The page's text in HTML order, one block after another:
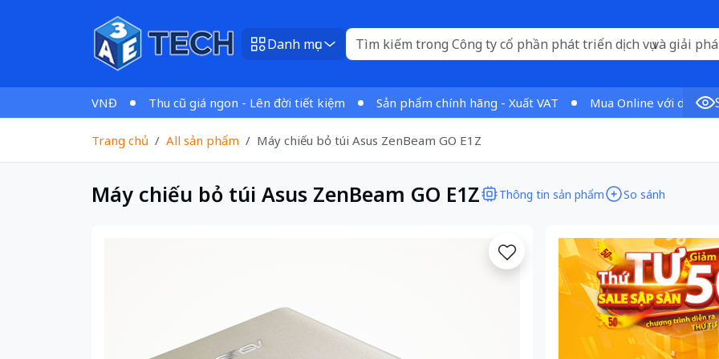
Danh mục
đơn 1tr VNĐ Thu cũ giá ngon - Lên đời tiết kiệm Sản phẩm chính hãng - Xuất VAT Mua Online với dịch vụ
Trang chủ All sản phẩm Máy chiếu bỏ túi Asus ZenBeam GO E1Z
Máy chiếu bỏ túi Asus ZenBeam GO E1Z Thông tin sản phẩm So sánh